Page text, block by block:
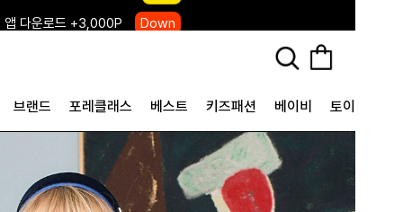
앱 다운로드 +3,000P Down
브랜드 포레클래스 베스트 키즈패션 베이비 토이&굿즈